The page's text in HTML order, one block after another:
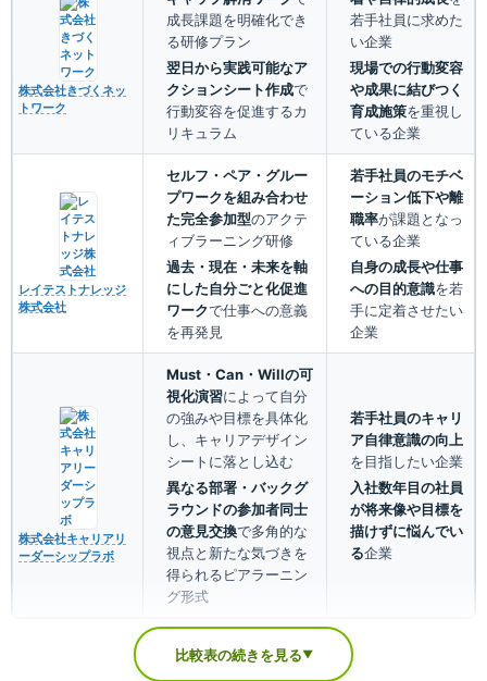
株式会社きづくネッ
トワーク
成長課題を明確化でき
る研修プラン
翌日から実践可能なア
クションシート作成で
行動変容を促進するカ
リキュラム
若手社員に求めた
い企業
現場での行動変容
や成果に結びつく
育成施策を重視し
ている企業
レイテストナレッジ
株式会社
セルフ・ペア・グルー
プワークを組み合わせ
た完全参加型のアクテ
ィブラーニング研修
過去・現在・未来を軸
にした自分ごと化促進
ワークで仕事への意義
を再発見
若手社員のモチベ
ーション低下や離
職率が課題となっ
ている企業
自身の成長や仕事
への目的意識を若
手に定着させたい
企業
株式会社キャリアリ
ーダーシップラボ
Must・Can・Willの可
視化演習によって自分
の強みや目標を具体化
し、キャリアデザイン
シートに落とし込む
異なる部署・バックグ
ラウンドの参加者同士
の意見交換で多角的な
視点と新たな気づきを
得られるピアラーニン
グ形式
若手社員のキャリ
ア自律意識の向上
を目指したい企業
入社数年目の社員
が将来像や目標を
描けずに悩んでい
る企業
比較表の続きを見る▼